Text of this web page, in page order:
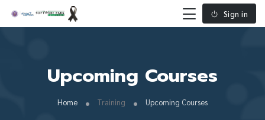
Sign in
Upcoming Courses
Home Training Upcoming Courses